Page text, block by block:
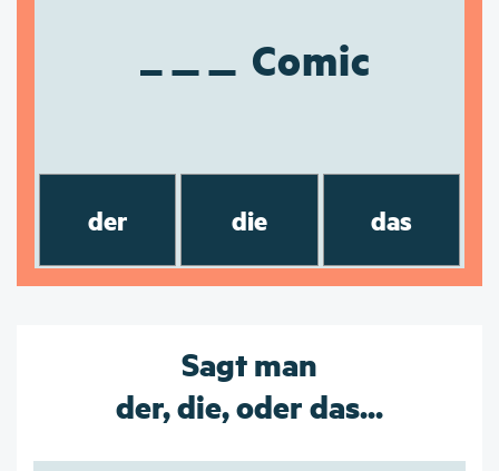
Comic
der die das
Sagt man
der, die, oder das...